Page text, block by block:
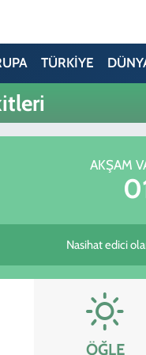
TÜRKİYE
AKŞAM
Nasihat edici
ÖĞLE